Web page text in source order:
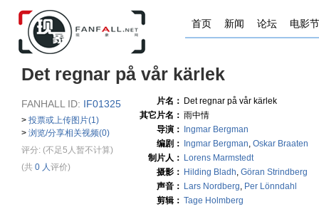
首页 新闻 论坛 电影节
Det regnar på vår kärlek
FANHALL ID: IF01325
> 投票或上传图片(1)
> 浏览/分享相关视频(0)
评分: (不足5人暂不计算)
(共 0 人评价)
片名： Det regnar på vår kärlek
其它片名： 雨中情
导演：
Ingmar Bergman
编剧：
Ingmar Bergman, Oskar Braaten
制片人： Lorens Marmstedt
摄影： Hilding Bladh, Göran Strindberg
声音： Lars Nordberg, Per Lönndahl
剪辑： Tage Holmberg